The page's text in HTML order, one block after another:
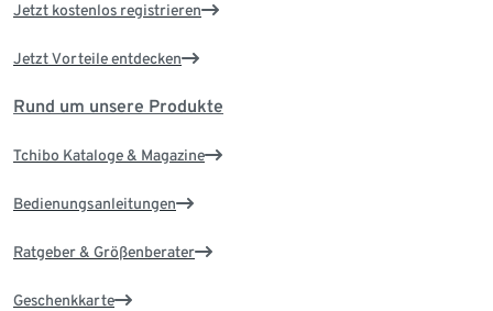
Jetzt kostenlos registrieren
Jetzt Vorteile entdecken
Rund um unsere Produkte
Tchibo Kataloge & Magazine
Bedienungsanleitungen
Ratgeber & Größenberater
Geschenkkarte